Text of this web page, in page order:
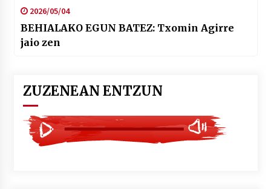
2026/05/04
BEHIALAKO EGUN BATEZ: Txomin Agirre
jaio zen
ZUZENEAN ENTZUN